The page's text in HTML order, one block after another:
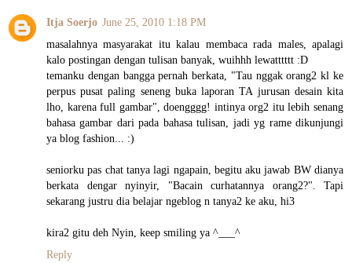
Itja Soerjo June 25, 2010 1:18 PM
masalahnya masyarakat itu kalau membaca rada males, apalagi
kalo postingan dengan tulisan banyak, wuihhh lewatttttt :D
temanku dengan bangga pernah berkata, "Tau nggak orang2 kl ke
perpus pusat paling seneng buka laporan TA jurusan desain kita
lho, karena full gambar", doengggg! intinya org2 itu lebih senang
bahasa gambar dari pada bahasa tulisan, jadi yg rame dikunjungi
ya blog fashion... :)
seniorku pas chat tanya lagi ngapain, begitu aku jawab BW dianya
berkata dengar nyinyir, "Bacain curhatannya orang2?". Tapi
sekarang justru dia belajar ngeblog n tanya2 ke aku, hi3
kira2 gitu deh Nyin, keep smiling ya ^___^
Reply